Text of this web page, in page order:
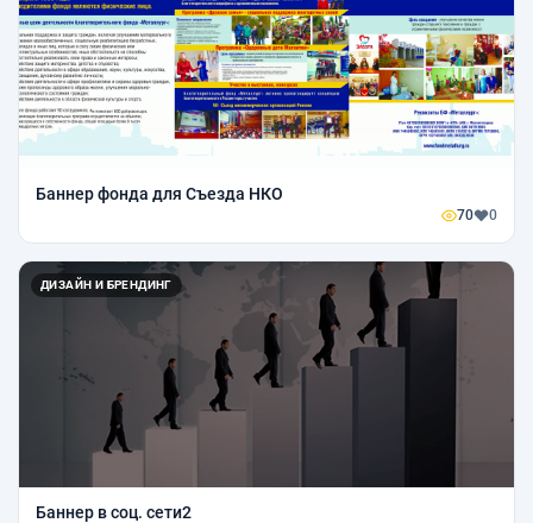
Баннер фонда для Съезда НКО
70 0
ДИЗАЙН И БРЕНДИНГ
Баннер в соц. сети2